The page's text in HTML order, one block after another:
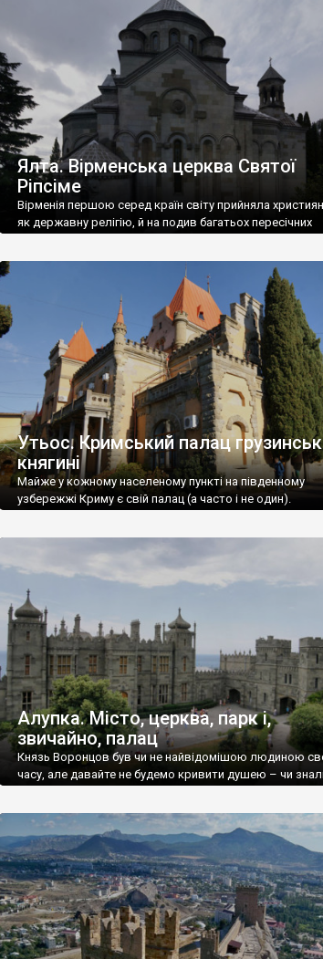
називаються «повстяками» (postaki)…” “Вино. Крим
виробляє відмінне вино і його вдосталь: воно все
легке біле і дуже […]
Ялта. Вірменська церква Святої
Ріпсіме
Вірменія першою серед країн світу прийняла
як державну релігію, й на подив багатьох пересічних
Утьос. Кримський палац
княгині
Майже у кожному населеному пункті на південному
узбережжі Криму є свій палац (а часто і не один).
Алупка. Місто, церква, парк і,
звичайно, палац
Князь Воронцов був чи не найвідомішою людиною
часу, але давайте не будемо кривити душею – чи